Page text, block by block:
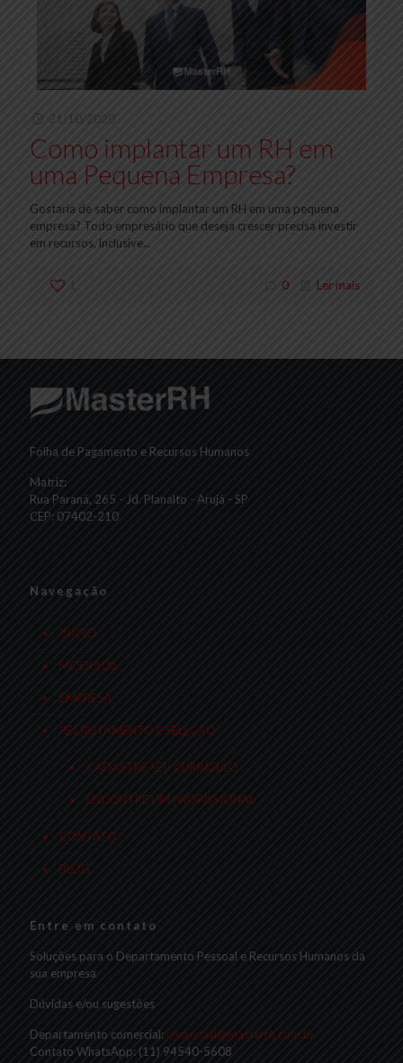
21/10/2020
Como implantar um RH em
uma Pequena Empresa?
Gostaria de saber como implantar um RH em uma pequena
empresa? Todo empresário que deseja crescer precisa investir
em recursos, inclusive...
1 0 Ler mais
Folha de Pagamento e Recursos Humanos
Matriz:
Rua Paraná, 265 - Jd. Planalto - Arujá - SP
CEP: 07402-210
Navegação
INÍCIO
MÓDULOS
EMPRESA
RECRUTAMENTO E SELEÇÃO
CADASTRE SEU CURRÍCULO
ENCONTRE UM PROFISSIONAL
CONTATO
BLOG
Entre em contato
Soluções para o Departamento Pessoal e Recursos Humanos da
sua empresa
Dúvidas e/ou sugestões
Departamento comercial: comercial@masterrh.com.br
Contato WhatsApp: (11) 94540-5608